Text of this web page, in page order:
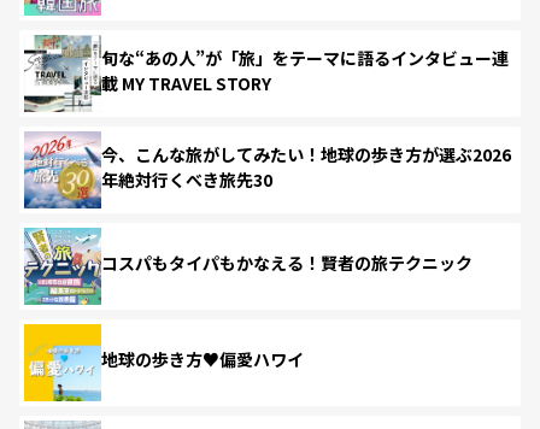
旬な“あの人”が「旅」をテーマに語るインタビュー連
載 MY TRAVEL STORY
今、こんな旅がしてみたい！地球の歩き方が選ぶ2026
年絶対行くべき旅先30
コスパもタイパもかなえる！賢者の旅テクニック
地球の歩き方♥偏愛ハワイ